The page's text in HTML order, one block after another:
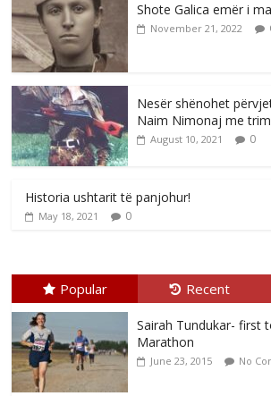
Shote Galica emër i
November 21, 2022
Nesër shënohet
Naim Nimonaj me
August 10, 2021 0
Historia ushtarit të panjohur!
May 18, 2021 0
Popular Recent
Sairah Tundukar- first
Marathon
June 23, 2015 No